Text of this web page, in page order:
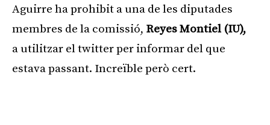
Aguirre ha prohibit a una de les diputades
membres de la comissió, Reyes Montiel (IU),
a utilitzar el twitter per informar del que
estava passant. Increïble però cert.